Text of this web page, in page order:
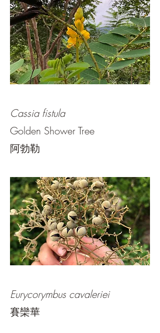
Cassia fistula
Golden Shower Tree
阿勃勒
Eurycorymbus cavaleriei
賽欒華